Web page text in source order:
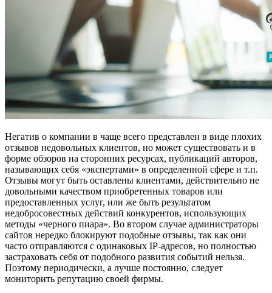
Негатив о компании в чаще всего представлен в виде плохих
отзывов недовольных клиентов, но может существовать и в
форме обзоров на сторонних ресурсах, публикаций авторов,
называющих себя «экспертами» в определенной сфере и т.п.
Отзывы могут быть оставлены клиентами, действительно не
довольными качеством приобретенных товаров или
предоставленных услуг, или же быть результатом
недобросовестных действий конкурентов, использующих
методы «черного пиара». Во втором случае администраторы
сайтов нередко блокируют подобные отзывы, так как они
часто отправляются с одинаковых IP-адресов, но полностью
застраховать себя от подобного развития событий нельзя.
Поэтому периодически, а лучше постоянно, следует
мониторить репутацию своей фирмы.